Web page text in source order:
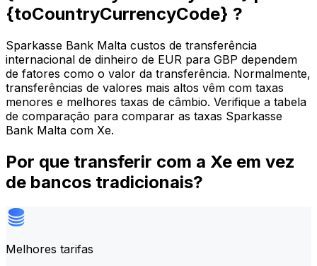
{toCountryCurrencyCode} ?
Sparkasse Bank Malta custos de transferência
internacional de dinheiro de EUR para GBP dependem
de fatores como o valor da transferência. Normalmente,
transferências de valores mais altos vêm com taxas
menores e melhores taxas de câmbio. Verifique a tabela
de comparação para comparar as taxas Sparkasse
Bank Malta com Xe.
Por que transferir com a Xe em vez
de bancos tradicionais?
Melhores tarifas